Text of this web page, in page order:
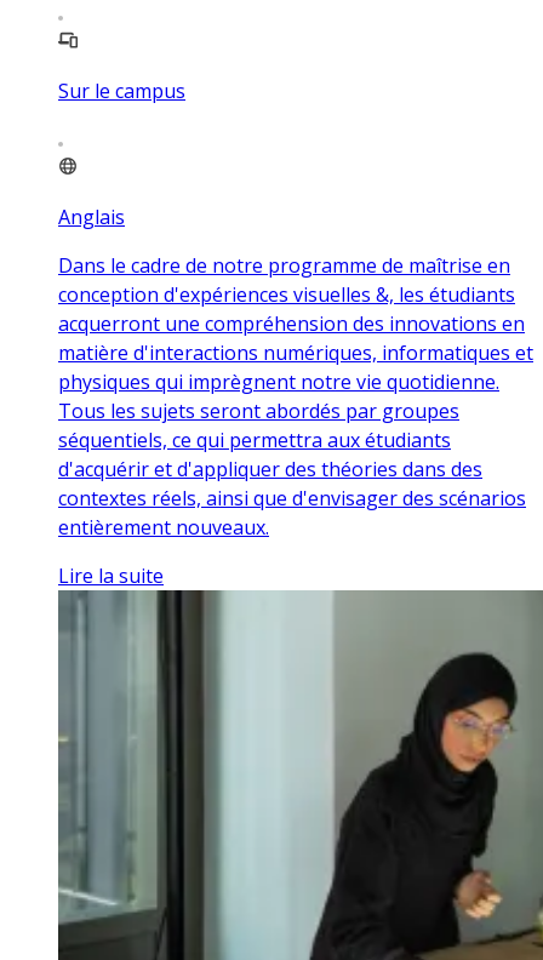
Sur le campus
Anglais
Dans le cadre de notre programme de maîtrise en
conception d'expériences visuelles &, les étudiants
acquerront une compréhension des innovations en
matière d'interactions numériques, informatiques et
physiques qui imprègnent notre vie quotidienne.
Tous les sujets seront abordés par groupes
séquentiels, ce qui permettra aux étudiants
d'acquérir et d'appliquer des théories dans des
contextes réels, ainsi que d'envisager des scénarios
entièrement nouveaux.
Lire la suite